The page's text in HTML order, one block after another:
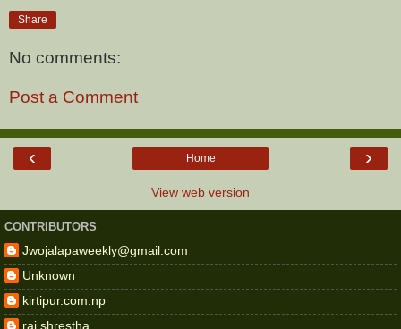
Share
No comments:
Post a Comment
‹ ›
Home
View web version
CONTRIBUTORS
Jwojalapaweekly@gmail.com
Unknown
kirtipur.com.np
raj shrestha